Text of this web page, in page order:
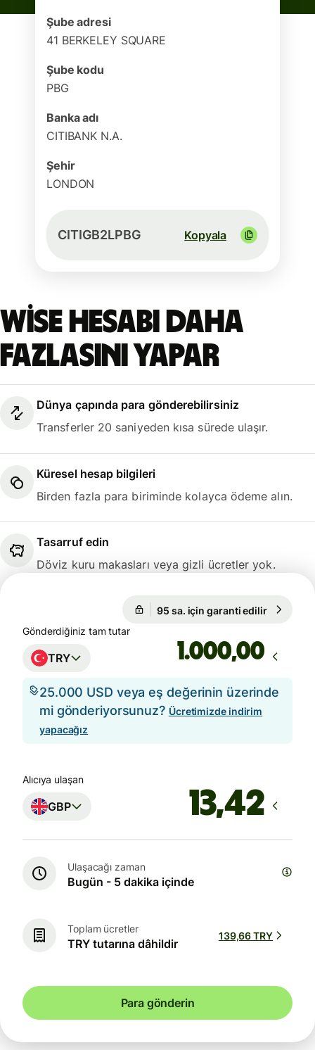
Şube adresi
41 BERKELEY SQUARE
Şube kodu
PBG
Banka adı
CITIBANK N.A.
Şehir
LONDON
CITIGB2LPBG Kopyala
Wise hesabı daha
fazlasını yapar
Dünya çapında para gönderebilirsiniz
Transferler 20 saniyeden kısa sürede ulaşır.
Küresel hesap bilgileri
Birden fazla para biriminde kolayca ödeme alın.
Tasarruf edin
Döviz kuru makasları veya gizli ücretler yok.
95 sa. için garanti edilir
Gönderdiğiniz tam tutar
TRY ,00
25.000 USD veya eş değerinin üzerinde
mi gönderiyorsunuz? Ücretimizde indirim
yapacağız
Alıcıya ulaşan
GBP
Ulaşacağı zaman
Bugün - 5 dakika içinde
Toplam ücretler
TRY tutarına dâhildir
139,66 TRY
Para gönderin